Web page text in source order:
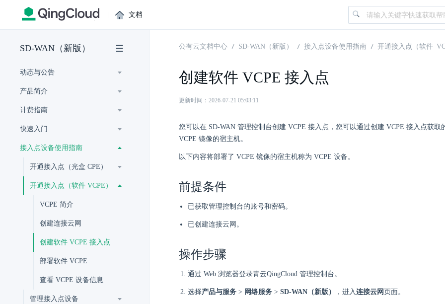
| 文档
SD-WAN（新版）
动态与公告
产品简介
计费指南
快速入门
接入点设备使用指南
开通接入点（光盒 CPE）
开通接入点（软件 VCPE）
VCPE 简介
创建连接云网
创建软件 VCPE 接入点
部署软件 VCPE
查看 VCPE 设备信息
管理接入点设备
公有云文档中心 SD-WAN（新版） 接入点设备使用指南 开通接入点（软件
创建软件 VCPE 接入点
更新时间：2026-07-21 05:03:11
您可以在 SD-WAN 管理控制台创建 VCPE 接入点，您可以通过创建 VCPE 接入点获取
VCPE 镜像的宿主机。
以下内容将部署了 VCPE 镜像的宿主机称为 VCPE 设备。
前提条件
已获取管理控制台的账号和密码。
已创建连接云网。
操作步骤
通过 Web 浏览器登录青云QingCloud 管理控制台。
选择产品与服务 > 网络服务 > SD-WAN（新版） ，进入连接云网页面。